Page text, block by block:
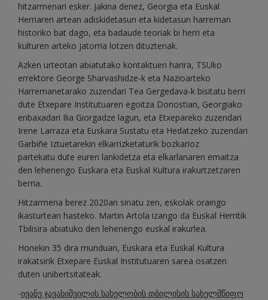
hitzarmenari esker. Jakina denez, Georgia eta Euskal
Herriaren artean adiskidetasun eta kidetasun harreman
historiko bat dago, eta badaude teoriak bi herri eta
kulturen arteko jatorria lotzen dituztenak.
Azken urteotan abiatutako kontaktuen harira, TSUko
errektore George Sharvashidze-k eta Nazioarteko
Harremanetarako zuzendari Tea Gergedava-k bisitatu berri
dute Etxepare Institutuaren egoitza Donostian, Georgiako
enbaxadari Ilia Giorgadze lagun, eta Etxepareko zuzendari
Irene Larraza eta Euskara Sustatu eta Hedatzeko zuzendari
Garbiñe Iztuetarekin elkarrizketaturik bozkarioz
partekatu dute euren lankidetza eta elkarlanaren emaitza
den lehenengo Euskara eta Euskal Kultura irakurtzetzaren
berria.
Hitzarmena berez 2020an sinatu zen, eskolak oraingo
ikasturtean hasteko. Martin Artola izango da Euskal Herritik
Tbilisira abiatuko den lehenengo euskal irakurlea.
Honekin 35 dira munduan, Euskara eta Euskal Kultura
irakatsirik Etxepare Euskal Institutuaren sarea osatzen
duten unibertsitateak.
-ივანე ჯავახიშვილის სახელობის თბილისის სახელმწიფო